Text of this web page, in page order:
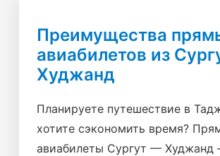
Преимущества
авиабилетов из
Худжанд
Планируете путешествие в
хотите сэкономить время?
авиабилеты Сургут — Худжанд